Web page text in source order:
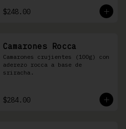
$248.00
Camarones Rocca
Camarones crujientes (100g) con
aderezo rocca a base de
sriracha.
$284.00